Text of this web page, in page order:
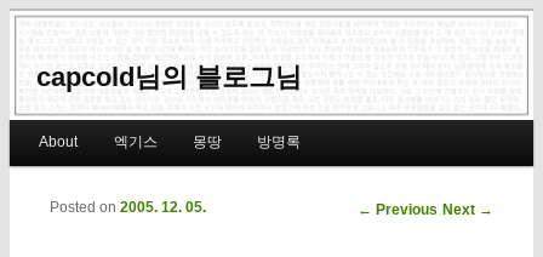
capcold님의 블로그님
Skip to primary content
Skip to secondary content
About 엑기스 몽땅 방명록
Post navigation
← Previous Next →
Posted on 2005. 12. 05.